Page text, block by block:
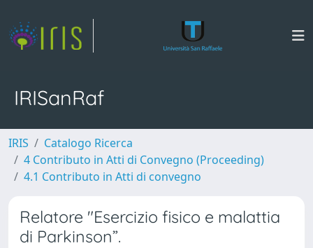
IRISanRaf
IRIS
Catalogo Ricerca
4 Contributo in Atti di Convegno (Proceeding)
4.1 Contributo in Atti di convegno
Relatore "Esercizio fisico e malattia
di Parkinson”.